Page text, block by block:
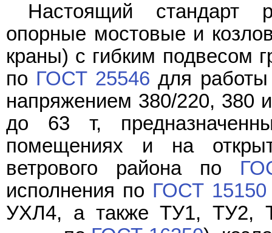
Настоящий стандарт
опорные мостовые и
краны) с гибким подвесом
по ГОСТ 25546 для
напряжением 380/220, 380
до 63 т,
помещениях и на
ветрового района по
исполнения по ГОСТ 15150
УХЛ4, а также ТУ1, ТУ2,